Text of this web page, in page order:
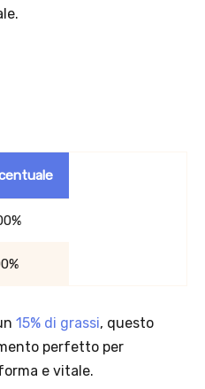
15% di grassi, questo
perfetto per
e vitale.